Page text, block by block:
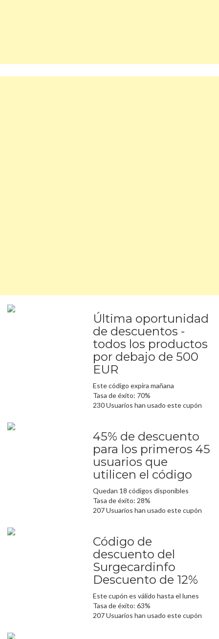
Última oportunidad
de descuentos -
todos los productos
por debajo de 500
EUR
Este código expira mañana
Tasa de éxito: 70%
230 Usuarios han usado este cupón
45% de descuento
para los primeros 45
usuarios que
utilicen el código
Quedan 18 códigos disponibles
Tasa de éxito: 28%
207 Usuarios han usado este cupón
Código de
descuento del
Surgecardinfo
Descuento de 12%
Este cupón es válido hasta el lunes
Tasa de éxito: 63%
207 Usuarios han usado este cupón